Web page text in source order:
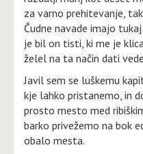
za varno prehitevanje,
Čudne navade imajo
je bil on tisti, ki me je
želel na ta način dati
Javil sem se luškemu
kje lahko pristanemo, in
prosto mesto med
barko privežemo na bok
obalo mesta.